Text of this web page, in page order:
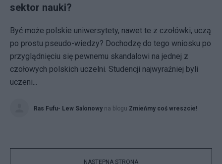
sektor nauki?
Być może polskie uniwersytety, nawet te z czołówki, uczą
po prostu pseudo-wiedzy? Dochodzę do tego wniosku po
przyglądnięciu się pewnemu skandalowi na jednej z
czołowych polskich uczelni. Studencji najwyraźniej byli
uczeni...
Ras Fufu- Lew Salonowy na blogu Zmieńmy coś wreszcie!
NASTĘPNA STRONA